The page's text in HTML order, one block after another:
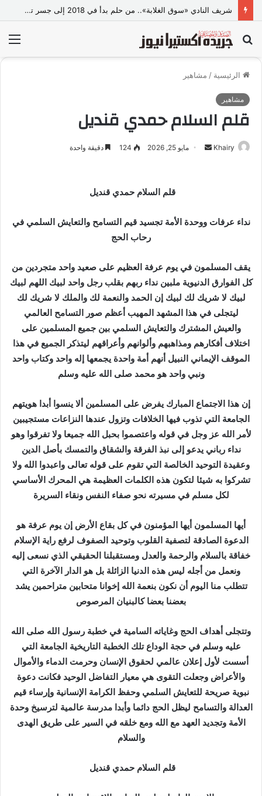
شريف النادي «سوق الغلابة».. من حلم بدأ في 2018 إلى جسر تجاري وصناعي بين مصر والصين
بحث
عن
الرئيسية / مشاهير
مشاهير
قلم السلام حمدي قنديل
Khairy
إ
ل
ك
ت
ر
و
ن
ي
مايو 25, 2026 124 دقيقة واحدة
قلم السلام حمدي قنديل
نداء عرفات ووحدة الأمة تجسيد قيم التسامح والتعايش السلمي في
رحاب الحج
يقف المسلمون في يوم عرفة العظيم على صعيد واحد متجردين من
كل الفوارق الدنيوية ملبين نداء ربهم بقلب رجل واحد لبيك اللهم لبيك
لبيك لا شريك لك لبيك إن الحمد والنعمة لك والملك لا شريك لك
ليتجلى في هذا المشهد المهيب أعظم صور التسامح العالمي
والعيش المشترك والتعايش السلمي بين جميع المسلمين على
اختلاف أفكارهم ومذاهبهم وألوانهم وأعراقهم ليتذكر الجميع في هذا
الموقف الإيماني النبيل أنهم أمة واحدة يجمعها إله واحد وكتاب واحد
ونبي واحد هو محمد صلى الله عليه وسلم
إن هذا الاجتماع المبارك يفرض على المسلمين ألا ينسوا أبدا هويتهم
الجامعة التي تذوب فيها الخلافات وتزول عندها النزاعات مستجيبين
لأمر الله عز وجل في قوله واعتصموا بحبل الله جميعا ولا تفرقوا وهو
نداء رباني يدعو إلى نبذ الفرقة والشقاق والتمسك بأصل الدين
وعقيدة التوحيد الخالصة التي تقوم على قوله تعالى واعبدوا الله ولا
تشركوا به شيئا لتكون هذه الكلمات العظيمة هي المحرك الأساسي
لكل مسلم في مسيرته نحو صفاء النفس ونقاء السريرة
أيها المسلمون أيها المؤمنون في كل بقاع الأرض إن يوم عرفة هو
الدعوة الصادقة لتصفية القلوب وتوحيد الصفوف لرفع راية الإسلام
خفاقة بالسلام والرحمة والعدل ومستقبلنا الحقيقي الذي نسعى إليه
ونعمل من أجله ليس هذه الدنيا الزائلة بل هو الدار الآخرة التي
تتطلب منا اليوم أن نكون بنعمة الله إخوانا متحابين متراحمين يشد
بعضنا بعضا كالبنيان المرصوص
وتتجلى أهداف الحج وغاياته السامية في خطبة رسول الله صلى الله
عليه وسلم في حجة الوداع تلك الخطبة التاريخية الجامعة التي
أسست لأول إعلان عالمي لحقوق الإنسان وحرمت الدماء والأموال
والأعراض وجعلت التقوى هي معيار التفاضل الوحيد فكانت دعوة
نبوية صريحة للتعايش السلمي وحفظ الكرامة الإنسانية وإرساء قيم
العدالة والتسامح ليظل الحج دائما وأبدا مدرسة عالمية لترسيخ وحدة
الأمة وتجديد العهد مع الله ومع خلقه في السير على طريق الهدى
والسلام
قلم السلام حمدي قنديل